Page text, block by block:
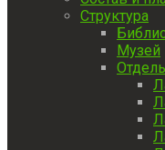
Структура
Музей